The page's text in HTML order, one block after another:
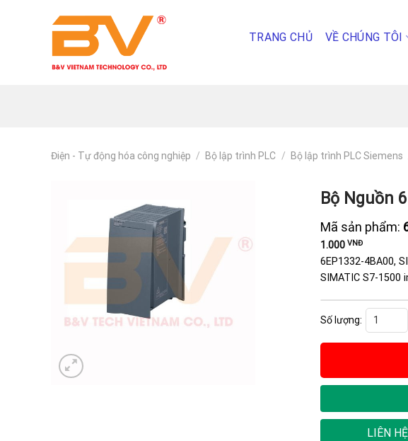
TRANG CHỦ VỀ CHÚNG TÔI
Điện - Tự động hóa công nghiệp / Bộ lập trình PLC / Bộ lập trình PLC Siemens
Bộ Nguồn
Mã sản phẩm:
1.000VNĐ
6EP1332-4BA00,
SIMATIC S7-1500
Bộ nguồn 6EP1332-
LIÊN